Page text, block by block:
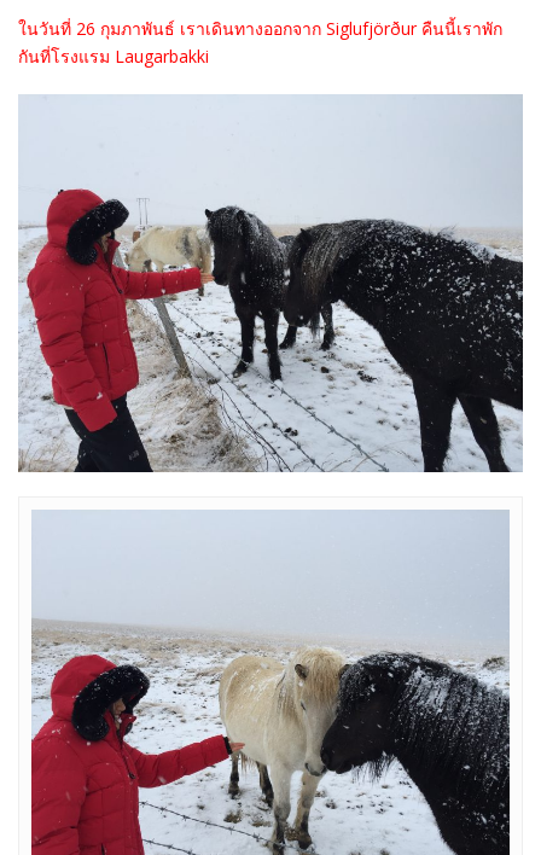
ในวันที่ 26 กุมภาพันธ์ เราเดินทางออกจาก Siglufjörður คืนนี้เราพัก
กันที่โรงแรม Laugarbakki